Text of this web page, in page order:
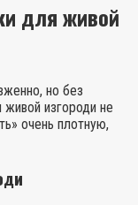
для живой
но без
изгороди не
очень плотную,